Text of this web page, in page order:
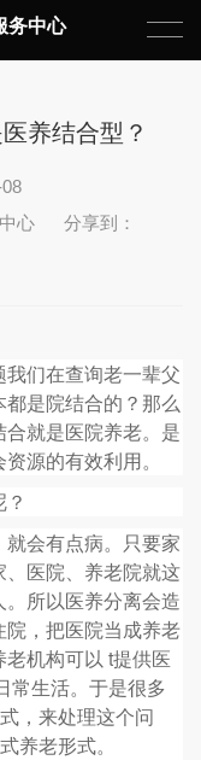
务中心
养结合型？
心
分享到：
们在查询老一辈父
是院结合的？那么
就是医院养老。是
源的有效利用。
会有点病。只要家
医院、养老院就这
所以医养分离会造
，把医院当成养老
机构可以 t提供医
常生活。于是很多
，来处理这个问
养老形式。